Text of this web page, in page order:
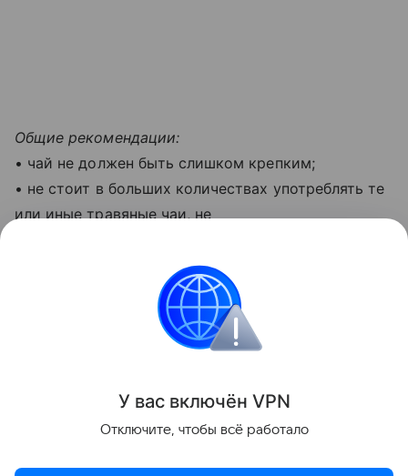
Общие рекомендации:
• чай не должен быть слишком крепким;
• не стоит в больших количествах употреблять те
или иные травяные чаи, не
• о том, какое количество жидкости вам
необходимо употреблять в течение дня,
посоветуйтесь с врачом.
Поделиться
У вас включён VPN
Отключите, чтобы всё работало